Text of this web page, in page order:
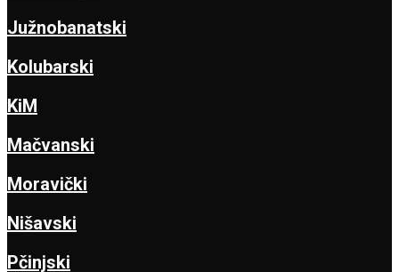
Južnobanatski
Kolubarski
KiM
Mačvanski
Moravički
Nišavski
Pčinjski